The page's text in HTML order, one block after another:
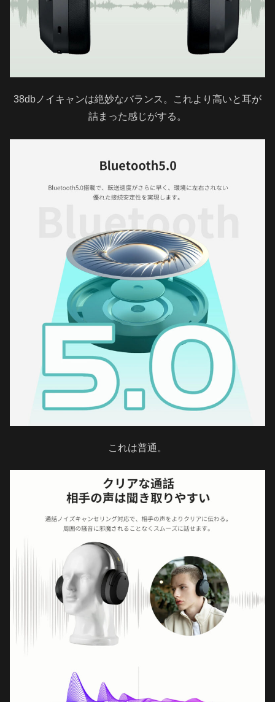
38dbノイキャンは絶妙なバランス。これより高いと耳が
詰まった感じがする。
これは普通。